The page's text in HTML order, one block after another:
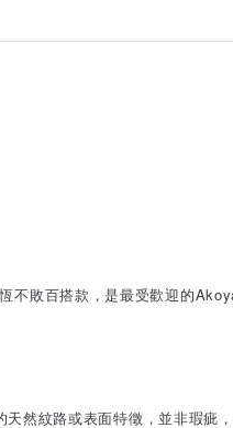
不敗百搭款，是最受歡迎的
然紋路或表面特徵，並非瑕疵